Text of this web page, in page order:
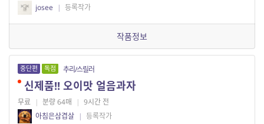
josee
| 등록작가
작품정보
중단편 독점 추리/스릴러
신제품!! 오이맛 얼음과자
무료 | 분량 64매 | 9시간 전
아침은삼겹살 | 등록작가